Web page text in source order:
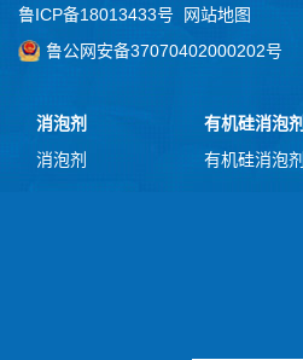
鲁ICP备18013433号
网站地图
鲁公网安备37070402000202号
消泡剂
消泡剂
有机硅消泡剂
有机硅消泡剂